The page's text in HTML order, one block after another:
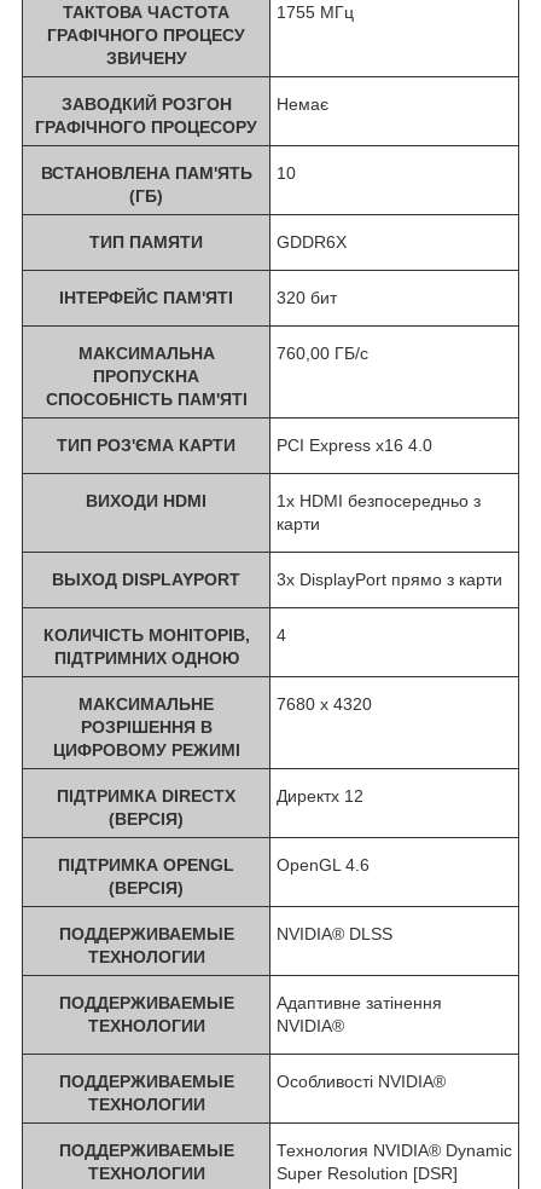
ТАКТОВА ЧАСТОТА
ГРАФІЧНОГО ПРОЦЕСУ
ЗВИЧЕНУ
1755 МГц
ЗАВОДКИЙ РОЗГОН
ГРАФІЧНОГО ПРОЦЕСОРУ
Немає
ВСТАНОВЛЕНА ПАМ'ЯТЬ
(ГБ)
10
ТИП ПАМЯТИ GDDR6X
ІНТЕРФЕЙС ПАМ'ЯТІ 320 бит
МАКСИМАЛЬНА
ПРОПУСКНА
СПОСОБНІСТЬ ПАМ'ЯТІ
760,00 ГБ/с
ТИП РОЗ'ЄМА КАРТИ PCI Express x16 4.0
ВИХОДИ HDMI
1x HDMI безпосередньо з
карти
ВЫХОД DISPLAYPORT 3x DisplayPort прямо з карти
КОЛИЧІСТЬ МОНІТОРІВ,
ПІДТРИМНИХ ОДНОЮ
4
МАКСИМАЛЬНЕ
РОЗРІШЕННЯ В
ЦИФРОВОМУ РЕЖИМІ
7680 х 4320
ПІДТРИМКА DIRECTX
(ВЕРСІЯ)
Директх 12
ПІДТРИМКА OPENGL
(ВЕРСІЯ)
OpenGL 4.6
ПОДДЕРЖИВАЕМЫЕ
ТЕХНОЛОГИИ
NVIDIA® DLSS
ПОДДЕРЖИВАЕМЫЕ
ТЕХНОЛОГИИ
Адаптивне затінення
NVIDIA®
ПОДДЕРЖИВАЕМЫЕ
ТЕХНОЛОГИИ
Особливості NVIDIA®
ПОДДЕРЖИВАЕМЫЕ
ТЕХНОЛОГИИ
Технология NVIDIA® Dynamic
Super Resolution [DSR]